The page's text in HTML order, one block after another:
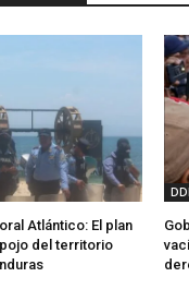
Atlántico: El plan
del territorio